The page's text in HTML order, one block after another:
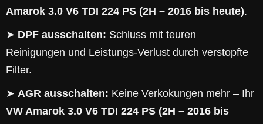
Amarok 3.0 V6 TDI 224 PS (2H – 2016 bis heute).
➤ DPF ausschalten: Schluss mit teuren
Reinigungen und Leistungs-Verlust durch verstopfte
Filter.
➤ AGR ausschalten: Keine Verkokungen mehr – Ihr
VW Amarok 3.0 V6 TDI 224 PS (2H – 2016 bis